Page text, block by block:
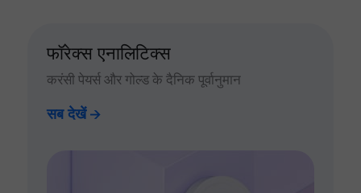
फॉरेक्स एनालिटिक्स
करंसी पेयर्स और गोल्ड के दैनिक पूर्वानुमान
सब देखें